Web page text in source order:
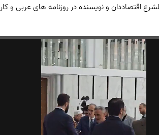
اقتصاددان و نویسنده در روزنامه های عربی و